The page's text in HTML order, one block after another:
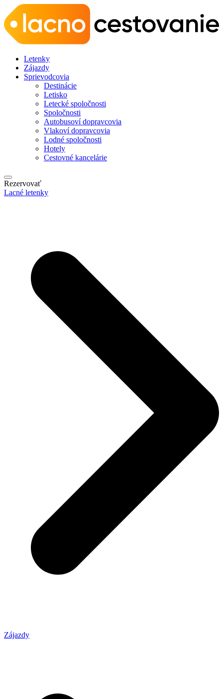
Letenky
Zájazdy
Sprievodcovia
Destinácie
Letisko
Letecké spoločnosti
Spoločnosti
Autobusoví dopravcovia
Vlakoví dopravcovia
Lodné spoločnosti
Hotely
Cestovné kancelárie
Rezervovať
Lacné letenky
Zájazdy